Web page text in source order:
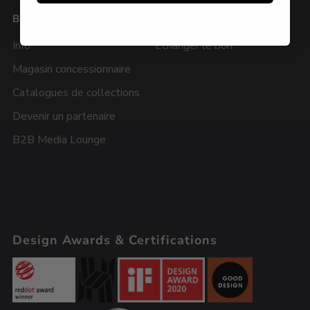
B2B
Info
Magasin concessionnaire
Catalogues de collections
Devenir un partenaire
B2B Media Lounge
Échanger le bon
Design Awards & Certifications